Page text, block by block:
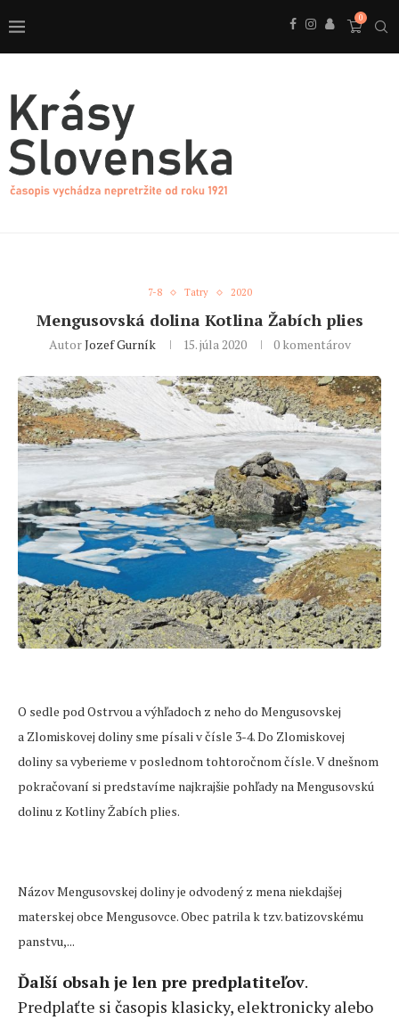
0
7-8 Tatry 2020
Mengusovská dolina Kotlina Žabích plies
AutorJozef Gurník 15. júla 2020 0 komentárov
O sedle pod Ostrvou a výhľadoch z neho do Mengusovskej
a Zlomiskovej doliny sme písali v čísle 3-4. Do Zlomiskovej
doliny sa vyberieme v poslednom tohtoročnom čísle. V dnešnom
pokračovaní si predstavíme najkrajšie pohľady na Mengusovskú
dolinu z Kotliny Žabích plies.
Názov Mengusovskej doliny je odvodený z mena niekdajšej
materskej obce Mengusovce. Obec patrila k tzv. batizovskému
panstvu,...
Ďalší obsah je len pre predplatiteľov.
Predplaťte si časopis klasicky, elektronicky alebo